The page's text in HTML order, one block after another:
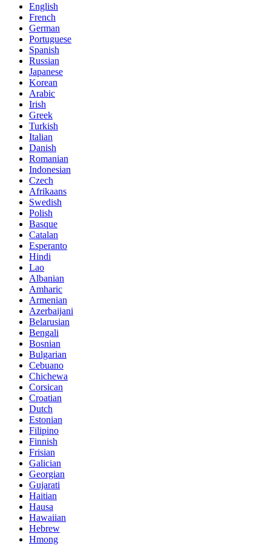
English
French
German
Portuguese
Spanish
Russian
Japanese
Korean
Arabic
Irish
Greek
Turkish
Italian
Danish
Romanian
Indonesian
Czech
Afrikaans
Swedish
Polish
Basque
Catalan
Esperanto
Hindi
Lao
Albanian
Amharic
Armenian
Azerbaijani
Belarusian
Bengali
Bosnian
Bulgarian
Cebuano
Chichewa
Corsican
Croatian
Dutch
Estonian
Filipino
Finnish
Frisian
Galician
Georgian
Gujarati
Haitian
Hausa
Hawaiian
Hebrew
Hmong